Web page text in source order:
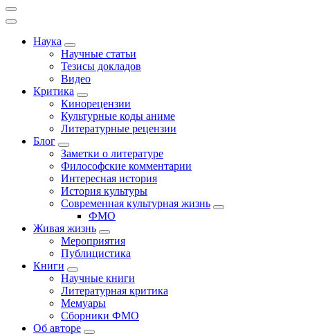
Наука
Научные статьи
Тезисы докладов
Видео
Критика
Кинорецензии
Культурные коды аниме
Литературные рецензии
Блог
Заметки о литературе
Философские комментарии
Интересная история
История культуры
Современная культурная жизнь
ФМО
Живая жизнь
Мероприятия
Публицистика
Книги
Научные книги
Литературная критика
Мемуары
Сборники ФМО
Об авторе